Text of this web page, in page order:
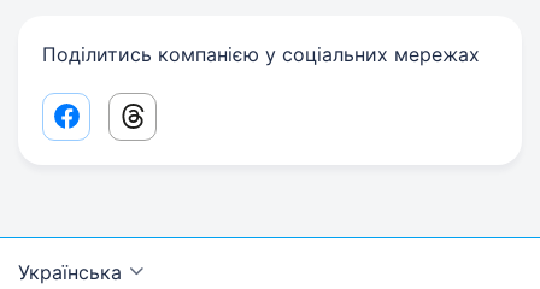
Поділитись компанією у соціальних мережах
Facebook share link
Threads share link
Українська